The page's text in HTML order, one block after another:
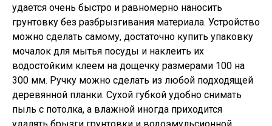
удается очень быстро и равномерно наносить
грунтовку без разбрызгивания материала. Устройство
можно сделать самому, достаточно купить упаковку
мочалок для мытья посуды и наклеить их
водостойким клеем на дощечку размерами 100 на
300 мм. Ручку можно сделать из любой подходящей
деревянной планки. Сухой губкой удобно снимать
пыль с потолка, а влажной иногда приходится